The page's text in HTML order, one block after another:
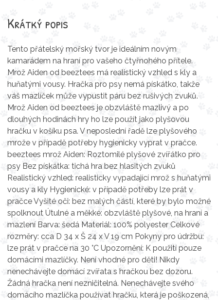
Krátký popis
Tento přátelský mořský tvor je ideálním novým
kamarádem na hraní pro vašeho čtyřnohého přítele.
Mrož Aiden od beeztees má realistický vzhled s kly a
huňatými vousy. Hračka pro psy nemá pískátko, takže
váš mazlíček může vypustit páru bez rušivých zvuků.
Mrož Aiden od beeztees je obzvláště mazlivý a po
dlouhých hodinách hry ho lze použít jako plyšovou
hračku v košíku psa. V neposlední řadě lze plyšového
mrože v případě potřeby hygienicky vyprat v pračce.
beeztees mrož Aiden: Roztomilé plyšové zvířátko pro
psy Bez pískátka: tichá hra bez hlasitých zvuků
Realistický vzhled: realisticky vypadající mrož s huňatými
vousy a kly Hygienické: v případě potřeby lze prát v
pračce Vyšité oči: bez malých částí, které by bylo možné
spolknout Útulné a měkké: obzvláště plyšové, na hraní a
mazlení Barva: šedá Materiál: 100% polyester Celkové
rozměry: cca D 34 x Š 24 x V 19 cm Pokyny pro údržbu:
lze prát v pračce na 30 °C Upozornění: K použití pouze
domácími mazlíčky. Není vhodné pro děti! Nikdy
nenechávejte domácí zvířata s hračkou bez dozoru.
Žádná hračka není nezničitelná. Nenechávejte svého
domácího mazlíčka používat hračku, která je poškozená,